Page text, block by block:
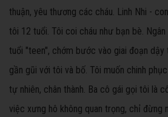
thuận, yêu thương các cháu. Linh Nhi -
tôi 12 tuổi. Tôi coi cháu như bạn bè.
tuổi "teen", chớm bước vào giai đoạn dậy
gần gũi với tôi và bố. Tôi muốn chinh
tự nhiên, chân thành. Ba cô gái gọi tôi là
việc xưng hô không quan trọng, chỉ đừng